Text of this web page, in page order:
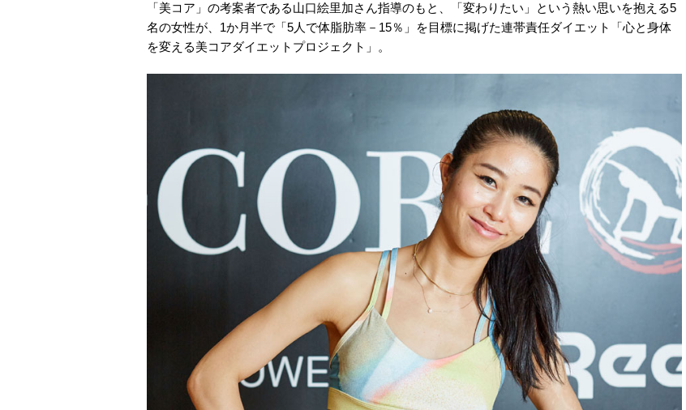
「美コア」の考案者である山口絵里加さん指導のもと、「変わりたい」という熱い思いを抱える5
名の女性が、1か月半で「5人で体脂肪率－15％」を目標に掲げた連帯責任ダイエット「心と身体
を変える美コアダイエットプロジェクト」。